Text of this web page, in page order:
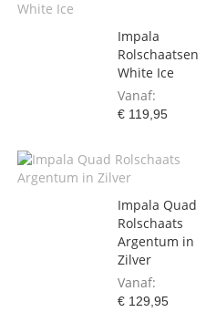
Impala
Rolschaatsen
White Ice
Vanaf
€ 119,95
Impala Quad
Rolschaats
Argentum in
Zilver
Vanaf
€ 129,95